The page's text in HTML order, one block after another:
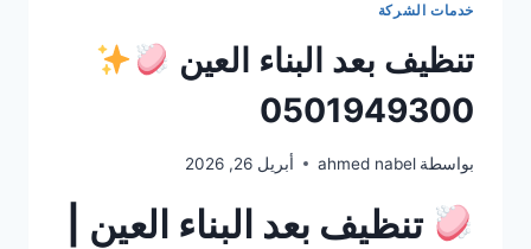
خدمات الشركة
تنظيف بعد البناء العين
0501949300
بواسطة ahmed nabel أبريل 26, 2026
تنظيف بعد البناء العين |